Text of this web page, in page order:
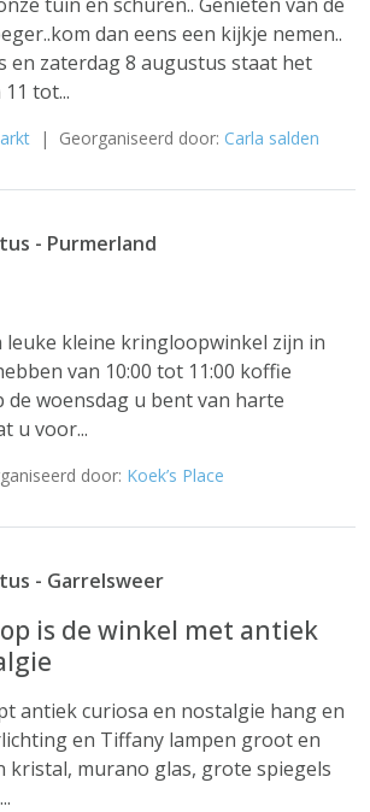
dan eens een kijkje nemen..
en zaterdag 8 augustus staat het
tot...
| Georganiseerd door: Carla salden
- Purmerland
leuke kleine kringloopwinkel zijn in
van 10:00 tot 11:00 koffie
woensdag u bent van harte
u voor...
door: Koek’s Place
- Garrelsweer
is de winkel met antiek
antiek curiosa en nostalgie hang en
en Tiffany lampen groot en
kristal, murano glas, grote spiegels